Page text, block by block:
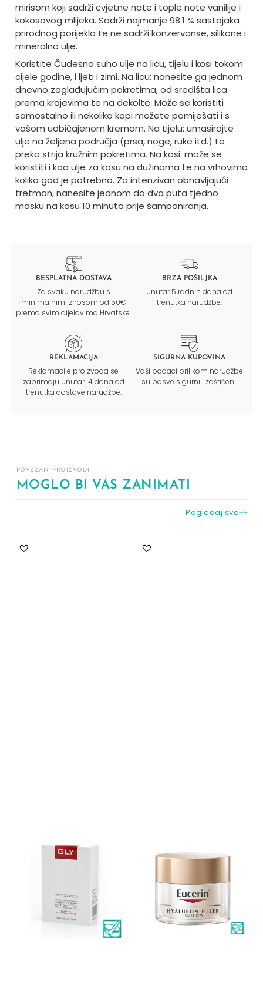
mirisom koji sadrži cvjetne note i tople note vanilije i
kokosovog mlijeka. Sadrži najmanje 98.1 % sastojaka
prirodnog porijekla te ne sadrži konzervanse, silikone i
mineralno ulje.
Koristite Čudesno suho ulje na licu, tijelu i kosi tokom
cijele godine, i ljeti i zimi. Na licu: nanesite ga jednom
dnevno zaglađujućim pokretima, od središta lica
prema krajevima te na dekolte. Može se koristiti
samostalno ili nekoliko kapi možete pomiješati i s
vašom uobičajenom kremom. Na tijelu: umasirajte
ulje na željena područja (prsa, noge, ruke itd.) te
preko strija kružnim pokretima. Na kosi: može se
koristiti i kao ulje za kosu na dužinama te na vrhovima
koliko god je potrebno. Za intenzivan obnavljajući
tretman, nanesite jednom do dva puta tjedno
masku na kosu 10 minuta prije šamponiranja.
BESPLATNA DOSTAVA
Za svaku narudžbu s
minimalnim iznosom od 50€
prema svim dijelovima Hrvatske.
BRZA POŠILJKA
Unutar 5 radnih dana od
trenutka narudžbe.
REKLAMACIJA
Reklamacije proizvoda se
zaprimaju unutar 14 dana od
trenutka dostave narudžbe.
SIGURNA KUPOVINA
Vaši podaci prilikom narudžbe
su posve sigurni i zaštićeni.
POVEZANI PROIZVODI
MOGLO BI VAS ZANIMATI
Pogledaj sve